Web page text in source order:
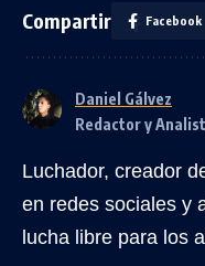
Compartir Facebook
Daniel Gálvez
Redactor y
Luchador, creador
en redes sociales y
lucha libre para los